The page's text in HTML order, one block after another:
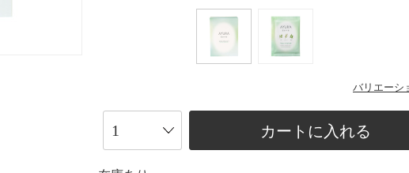
バリエーシ
カートに入れる